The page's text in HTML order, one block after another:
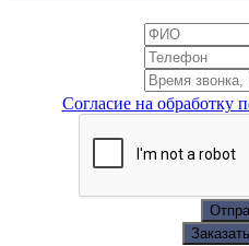
Согласие на обработку